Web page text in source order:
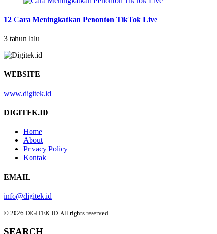
12 Cara Meningkatkan Penonton TikTok Live
3 tahun lalu
WEBSITE
www.digitek.id
DIGITEK.ID
Home
About
Privacy Policy
Kontak
EMAIL
info@digitek.id
© 2026 DIGITEK.ID. All rights reserved
SEARCH